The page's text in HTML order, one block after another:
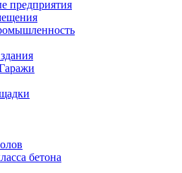
предприятия
бетона